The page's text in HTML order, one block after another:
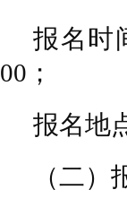
报名时
00；
报名地
（二